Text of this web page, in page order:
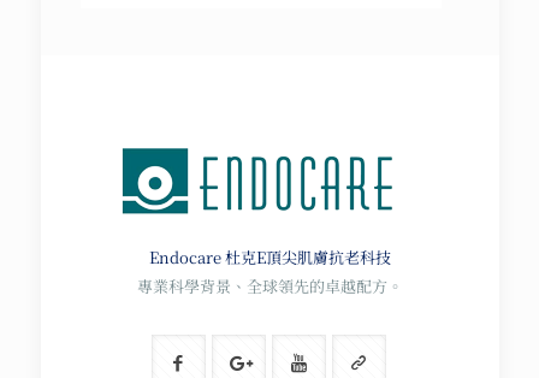
Endocare 杜克E頂尖肌膚抗老科技
專業科學背景、全球領先的卓越配方。